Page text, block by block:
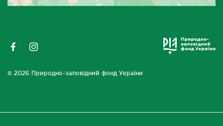
© 2026 Природно-заповідний фонд України